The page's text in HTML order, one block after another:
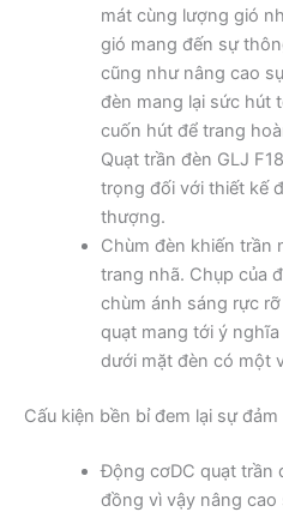
mát cùng lượng gió
gió mang đến sự
cũng như nâng cao
đèn mang lại sức hút
cuốn hút để trang
Quạt trần đèn GLJ
trọng đối với thiết kế
thượng.
Chùm đèn khiến trần
trang nhã. Chụp của
chùm ánh sáng rực
quạt mang tới ý
dưới mặt đèn có một
Cấu kiện bền bỉ đem lại sự đảm
Động cơDC quạt trần
đồng vì vậy nâng